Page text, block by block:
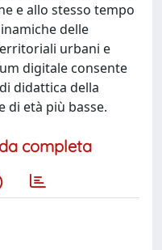
e allo stesso tempo
delle
urbani e
digitale consente
didattica della
di età più basse.
completa